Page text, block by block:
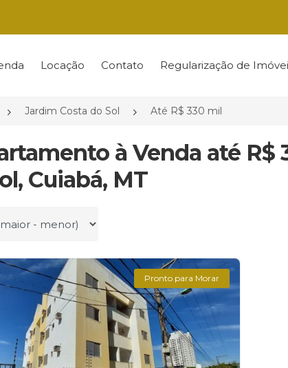
Locação Contato Regularização de
Jardim Costa do Sol Até R$ 330 mil
à Venda até R$
Cuiabá, MT
por
Pronto para Morar